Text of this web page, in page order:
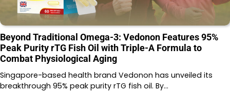
Beyond Traditional Omega-3: Vedonon Features 95%
Peak Purity rTG Fish Oil with Triple-A Formula to
Combat Physiological Aging
Singapore-based health brand Vedonon has unveiled its
breakthrough 95% peak purity rTG fish oil. By…